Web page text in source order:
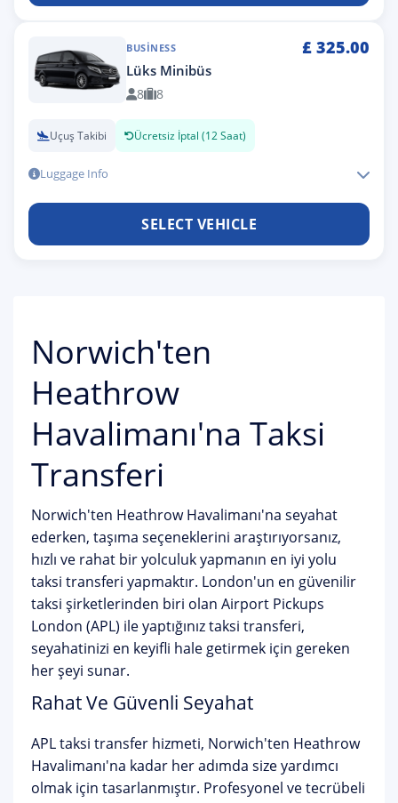
BUSINESS £ 325.00
Lüks Minibüs
8 8
Uçuş Takibi Ücretsiz İptal (12 Saat)
Luggage Info
SELECT VEHICLE
Norwich'ten
Heathrow
Havalimanı'na Taksi
Transferi
Norwich'ten Heathrow Havalimanı'na seyahat
ederken, taşıma seçeneklerini araştırıyorsanız,
hızlı ve rahat bir yolculuk yapmanın en iyi yolu
taksi transferi yapmaktır. London'un en güvenilir
taksi şirketlerinden biri olan Airport Pickups
London (APL) ile yaptığınız taksi transferi,
seyahatinizi en keyifli hale getirmek için gereken
her şeyi sunar.
Rahat Ve Güvenli Seyahat
APL taksi transfer hizmeti, Norwich'ten Heathrow
Havalimanı'na kadar her adımda size yardımcı
olmak için tasarlanmıştır. Profesyonel ve tecrübeli